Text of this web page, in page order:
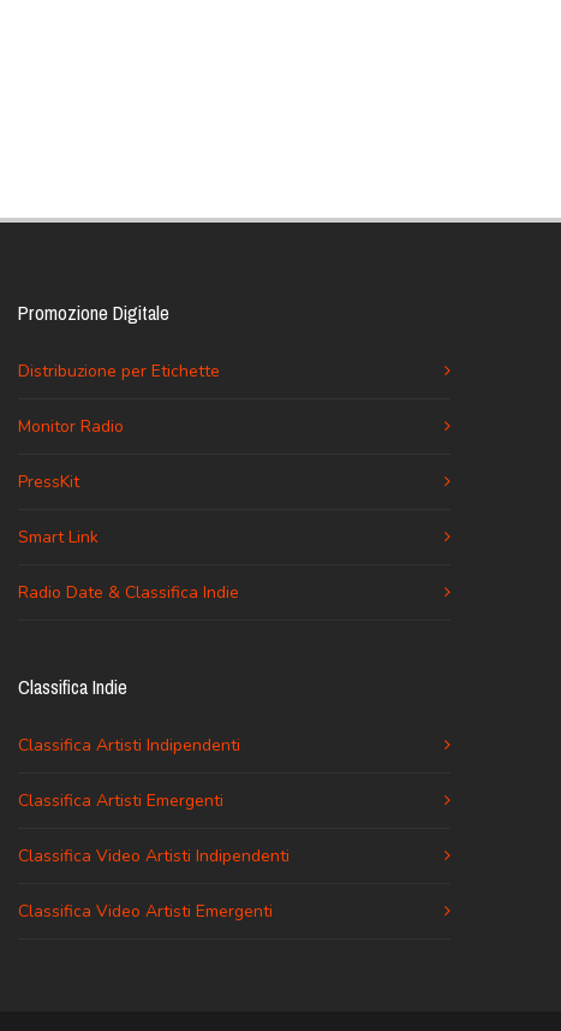
Promozione Digitale
Distribuzione per Etichette
Monitor Radio
PressKit
Smart Link
Radio Date & Classifica Indie
Classifica Indie
Classifica Artisti Indipendenti
Classifica Artisti Emergenti
Classifica Video Artisti Indipendenti
Classifica Video Artisti Emergenti